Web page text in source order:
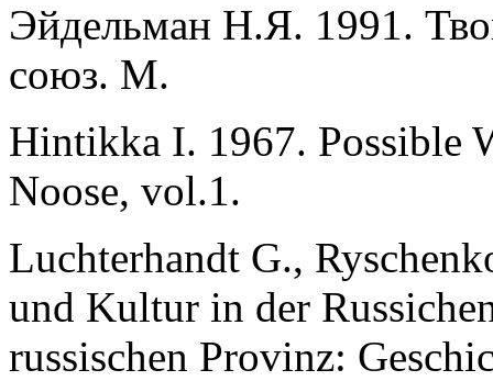
Эйдельман Н.Я. 1991.
союз. М.
Hintikka I. 1967. Possible
Noose, vol.1.
Luchterhandt G.,
und Kultur in der
russischen Provinz: